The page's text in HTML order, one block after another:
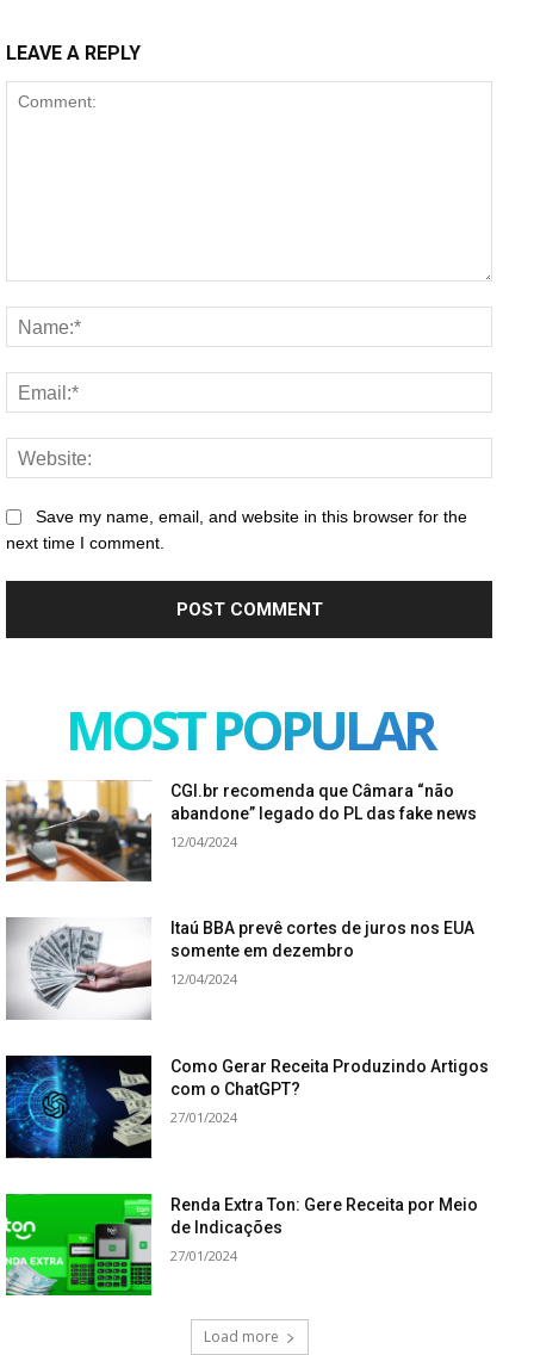
LEAVE A REPLY
Save my name, email, and website in this browser for the
next time I comment.
MOST POPULAR
CGI.br recomenda que Câmara “não
abandone” legado do PL das fake news
12/04/2024
Itaú BBA prevê cortes de juros nos EUA
somente em dezembro
12/04/2024
Como Gerar Receita Produzindo Artigos
com o ChatGPT?
27/01/2024
Renda Extra Ton: Gere Receita por Meio
de Indicações
27/01/2024
Load more